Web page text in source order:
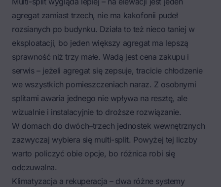
agregat zamiast trzech, nie ma kakofonii pudeł
rozsianych po budynku. Działa to też nieco taniej w
eksploatacji, bo jeden większy agregat ma lepszą
sprawność niż trzy małe. Wadą jest cena zakupu i
serwis – jeżeli agregat się zepsuje, tracicie chłodzenie
we wszystkich pomieszczeniach naraz. Z osobnymi
splitami awaria jednego nie wpływa na resztę, ale
wizualnie i instalacyjnie to droższe rozwiązanie.
W domach do dwóch–trzech jednostek wewnętrznych
zazwyczaj wybiera się multi-split. Powyżej tej liczby
warto policzyć obie opcje, bo różnica robi się
odczuwalna.
Klimatyzacja a rekuperacja – dwa różne systemy